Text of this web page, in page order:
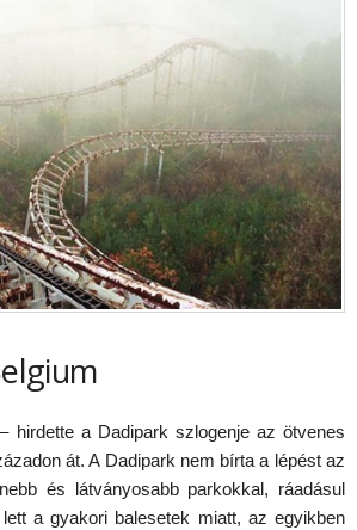
hirdette a Dadipark szlogenje az ötvenes
át. A Dadipark nem bírta a lépést az
és látványosabb parkokkal, ráadásul
a gyakori balesetek miatt, az egyikben